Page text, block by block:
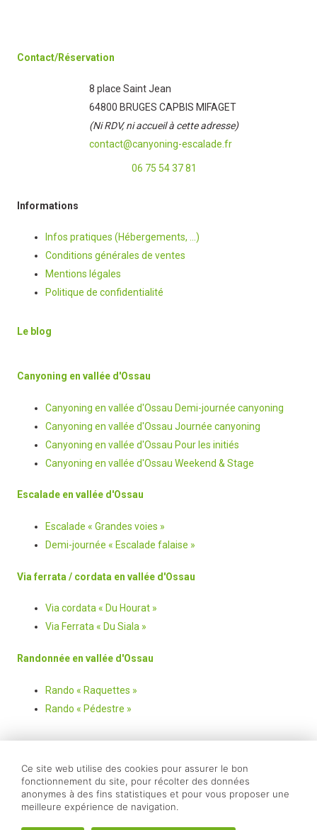
Contact/Réservation
8 place Saint Jean
64800 BRUGES CAPBIS MIFAGET
(Ni RDV, ni accueil à cette adresse)
contact@canyoning-escalade.fr
06 75 54 37 81
Informations
Infos pratiques (Hébergements, …)
Conditions générales de ventes
Mentions légales
Politique de confidentialité
Le blog
Canyoning en vallée d'Ossau
Canyoning en vallée d'Ossau Demi-journée canyoning
Canyoning en vallée d'Ossau Journée canyoning
Canyoning en vallée d'Ossau Pour les initiés
Canyoning en vallée d'Ossau Weekend & Stage
Escalade en vallée d'Ossau
Escalade « Grandes voies »
Demi-journée « Escalade falaise »
Via ferrata / cordata en vallée d'Ossau
Via cordata « Du Hourat »
Via Ferrata « Du Siala »
Randonnée en vallée d'Ossau
Rando « Raquettes »
Rando « Pédestre »
© 2026 www.canyoning-escalade.fr - Tous droits réservés
Membre de
Ce site web utilise des cookies pour assurer le bon
fonctionnement du site, pour récolter des données
anonymes à des fins statistiques et pour vous proposer une
meilleure expérience de navigation.